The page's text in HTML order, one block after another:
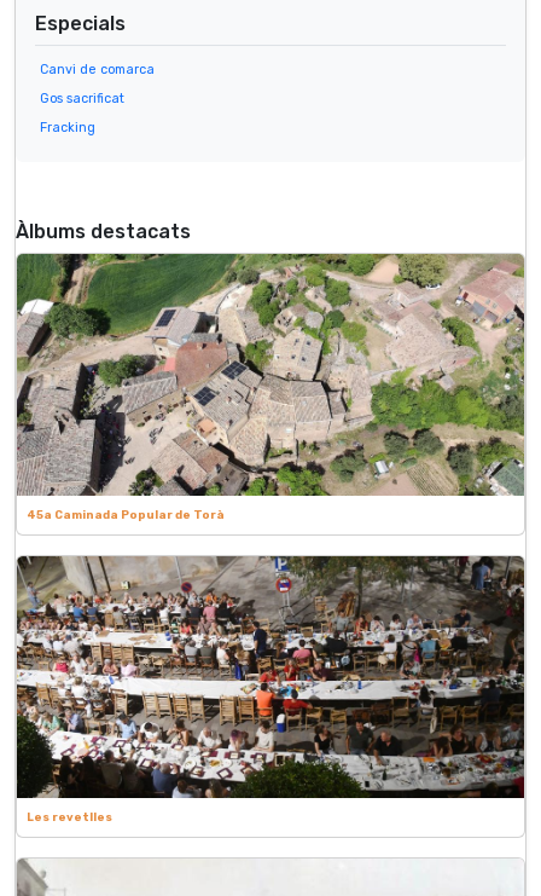
Especials
Canvi de comarca
Gos sacrificat
Fracking
Àlbums destacats
45a Caminada Popular de Torà
Les revetlles